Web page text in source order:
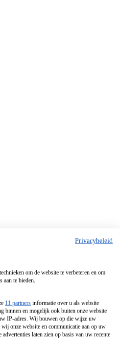
Privacybeleid
om de website te verbeteren en om
aan te bieden.
11 partners informatie over u als website
binnen en mogelijk ook buiten onze website
IP-adres. Wij bouwen op die wijze uw
onze website en communicatie aan op uw
laten zien op basis van uw recente